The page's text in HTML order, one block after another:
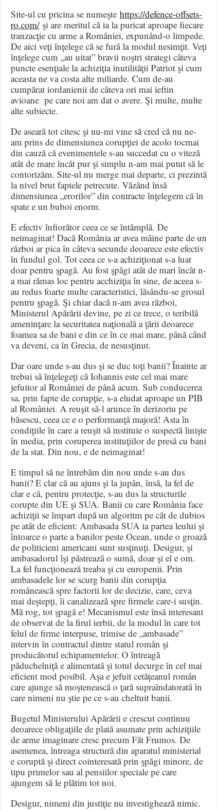
Site-ul cu pricina se numeştehttps://defence-offsets-
ro.com/şi are meritul că ia la puricat aproape fiecare
tranzacţie cu arme a României, expunând-o limpede.
De aici veţi înţelege că se fură la modul nesimţit. Veţi
înţelege cum „au uitat” bravii noştri strategi câteva
puncte esenţiale la achiziţia inutilităţii Patriot şi cum
aceasta ne va costa alte miliarde. Cum de-au
cumpărat iordanienii de câteva ori mai ieftin
avioane pe care noi am dat o avere. Şi multe, multe
alte subiecte.
De aseară tot citesc şi nu-mi vine să cred că nu ne-
am prins de dimensiunea corupţiei de acolo tocmai
din cauză că evenimentele s-au succedat cu o viteză
atât de mare încât pur şi simplu n-am mai putut să le
contorizăm. Site-ul nu merge mai departe, ci prezintă
la nivel brut faptele petrecute. Văzând însă
dimensiunea „erorilor” din contracte înţelegem că în
spate e un buboi enorm.
E efectiv înfiorător ceea ce se întâmplă. De
neimaginat! Dacă România ar avea mâine parte de un
război ar pica în câteva secunde deoarece este efectiv
în fundul gol. Tot ceea ce s-a achiziţionat s-a luat
doar pentru şpagă. Au fost şpăgi atât de mari încât n-
a mai rămas loc pentru acchiziţia în sine, de aceea s-
au redus foarte multe caracteristici, lăsându-se grosul
pentru şpagă. Şi chiar dacă n-am avea război,
Ministerul Apărării devine, pe zi ce trece, o teribilă
ameninţare la securitatea naţională a ţării deoarece
foamea sa de bani e din ce în ce mai mare, până când
va deveni, ca în Grecia, de nesusţinut.
Dar oare unde s-au dus şi se duc toţi banii? Înainte ar
trebui să înţelegeţi că Iohannis este cel mai mare
jefuitor al României de până acum. Sub conducerea
sa, prin fapte de corupţie, s-a eludat aproape un PIB
al României. A reuşit să-l arunce în derizoriu pe
băsescu, ceea ce e o performanţă majoră! Asta în
condiţiile în care a reuşit să instituie o suspectă linişte
în media, prin coruperea instituţiilor de presă cu bani
de la stat. Din nou, e de neimaginat!
E timpul să ne întrebăm din nou unde s-au dus
banii? E clar că au ajuns şi la jupân, însă, la fel de
clar e că, pentru protecţie, s-au dus la structurile
corupte din UE şi SUA. Banii cu care România face
achiziţii se împart după un algoritm pe cât de dubios
pe atât de eficient: Ambasada SUA ia partea leului şi
întoarce o parte a banilor peste Ocean, unde o groază
de politicieni americani sunt susţinuţi. Desigur, şi
ambasadorul îşi păstrează o sumă, doar şi el e om.
La fel funcţionează treaba şi cu europenii. Prin
ambasadele lor se scurg banii din corupţia
românească spre factorii lor de decizie, care, ceva
mai deştepţi, îi canalizează spre firmele care-i susţin.
Mă rog, tot şpagă e! Mecanismul este însă interesant
de observat de la firul ierbii, de la modul în care tot
felul de firme interpuse, trimise de „ambasade”
intervin în contractul dintre statul român şi
producătorul echipamentelor. O întreagă
păduchelniţă e alimentată şi totul decurge în cel mai
eficient mod posibil. Aşa e jefuit cetăţeanul român
care ajunge să moştenească o ţară supraîndatorată în
care nimeni nu ştie pe ce s-au cheltuit banii.
Bugetul Ministerului Apărării e crescut continuu
deoarece obligaţiile de plată asumate prin achiziţiile
de arme imaginare cresc precum Făt Frumos. De
asemenea, întreaga structură din aparatul ministerial
e coruptă şi direct cointeresată prin şpăgi minore, de
tipu primelor sau al pensiilor speciale pe care
ajungem să le plătim tot noi.
Desigur, nimeni din justiţie nu investighează nimic.